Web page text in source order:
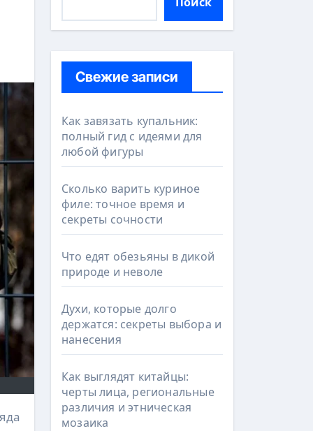
Свежие записи
Как завязать купальник:
полный гид с идеями для
любой фигуры
Сколько варить куриное
филе: точное время и
секреты сочности
Что едят обезьяны в дикой
природе и неволе
Духи, которые долго
держатся: секреты выбора и
нанесения
Как выглядят китайцы:
черты лица, региональные
различия и этническая
мозаика